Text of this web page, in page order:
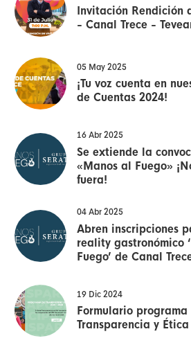
Invitación Rendición
- Canal Trece -
05 May 2025
¡Tu voz cuenta en
de Cuentas 2024!
16 Abr 2025
Se extiende la
«Manos al Fuego»
fuera!
04 Abr 2025
Abren inscripciones
reality gastronómico
Fuego’ de Canal
19 Dic 2024
Formulario programa
Transparencia y